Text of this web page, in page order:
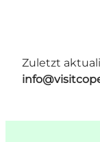
Zuletzt